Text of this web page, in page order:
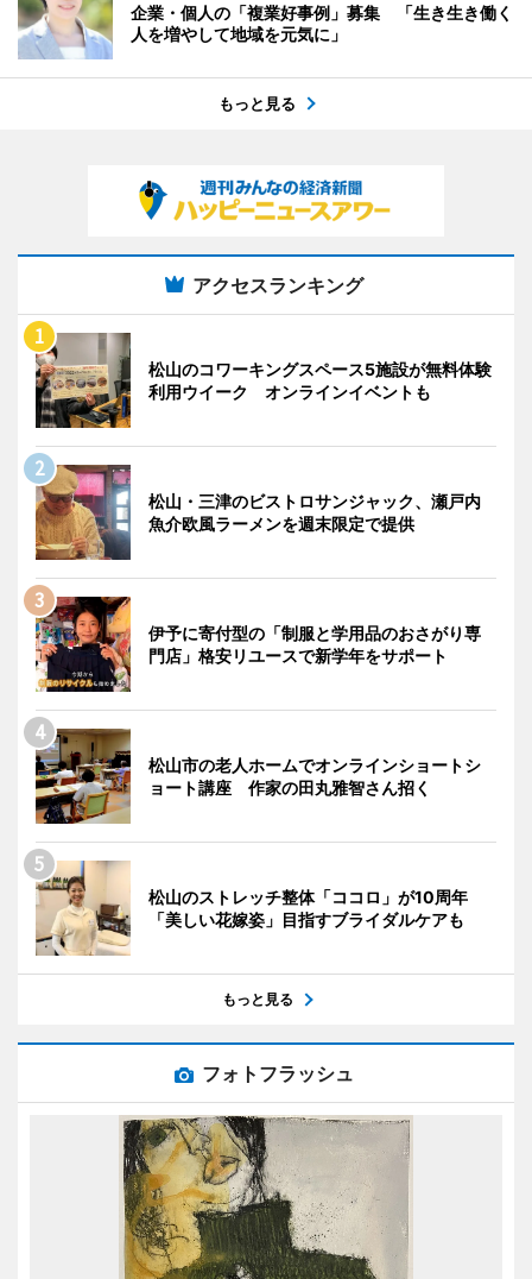
企業・個人の「複業好事例」募集 「生き生き働く
人を増やして地域を元気に」
もっと見る
アクセスランキング
松山のコワーキングスペース5施設が無料体験
利用ウイーク オンラインイベントも
松山・三津のビストロサンジャック、瀬戸内
魚介欧風ラーメンを週末限定で提供
伊予に寄付型の「制服と学用品のおさがり専
門店」格安リユースで新学年をサポート
松山市の老人ホームでオンラインショートシ
ョート講座 作家の田丸雅智さん招く
松山のストレッチ整体「ココロ」が10周年
「美しい花嫁姿」目指すブライダルケアも
もっと見る
フォトフラッシュ